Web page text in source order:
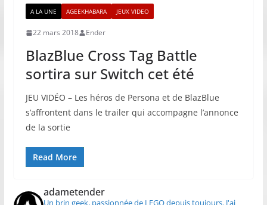
A LA UNE AGEEKHABARA JEUX VIDEO
22 mars 2018 Ender
BlazBlue Cross Tag Battle
sortira sur Switch cet été
JEU VIDÉO – Les héros de Persona et de BlazBlue
s’affrontent dans le trailer qui accompagne l’annonce
de la sortie
Read More
adametender
Un brin geek, passionnée de LEGO depuis toujours.J'ai